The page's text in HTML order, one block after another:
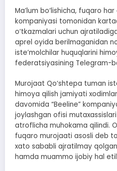
Ma’lum bo‘lishicha, fuqaro har
kompaniyasi tomonidan
o‘tkazmalari uchun
aprel oyida berilmaganidan
iste’molchilar huquqlarini
federatsiyasining Telegram-
Murojaat Qo‘shtepa tuman
himoya qilish jamiyati
davomida “Beeline”
joylashgan ofisi
atroflicha muhokama qilindi.
fuqaro murojaati asosli deb
xato sababli ajratilmay
hamda muammo ijobiy hal